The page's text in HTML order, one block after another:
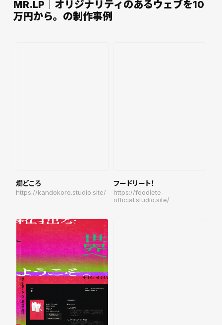
MR.LP｜オリジナリティのあるウェブを10
万円から。の制作事例
燗どころ
https://kandokoro.studio.site/
フードリート！
https://foodlete-
official.studio.site/